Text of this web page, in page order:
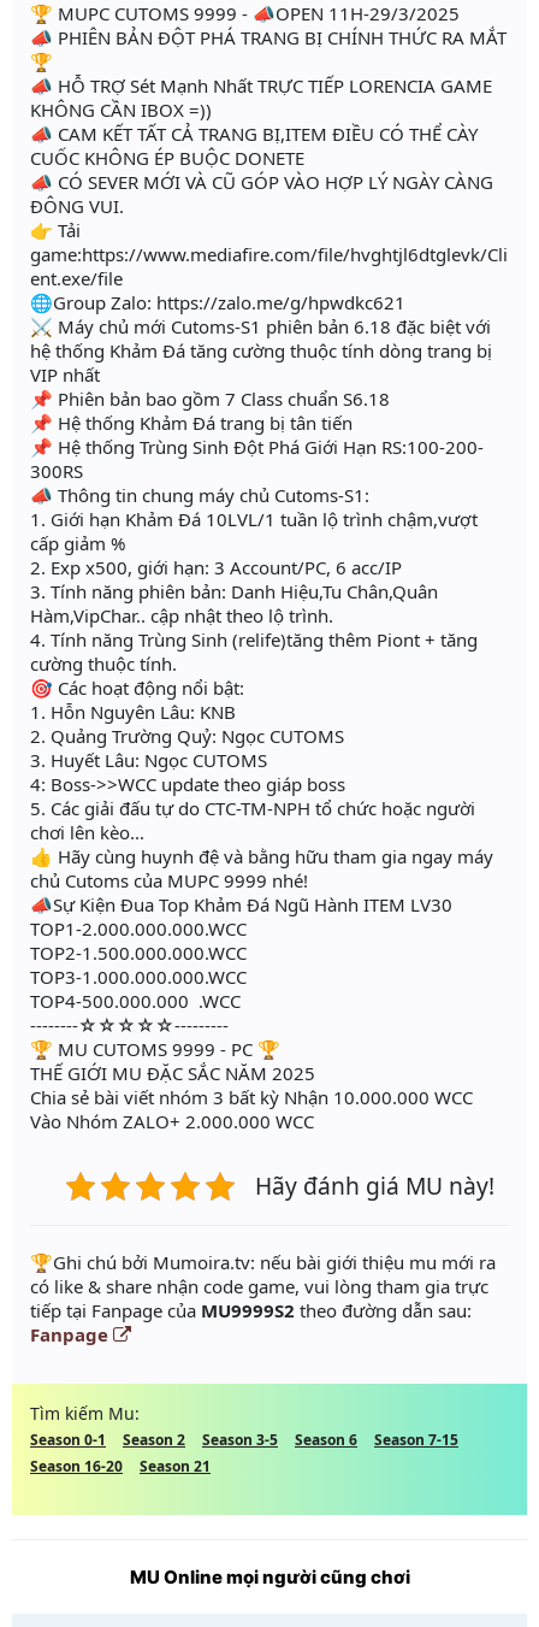
🏆 MUPC CUTOMS 9999 - 📣OPEN 11H-29/3/2025
📣 PHIÊN BẢN ĐỘT PHÁ TRANG BỊ CHÍNH THỨC RA MẮT
🏆
📣 HỖ TRỢ Sét Mạnh Nhất TRỰC TIẾP LORENCIA GAME
KHÔNG CẦN IBOX =))
📣 CAM KẾT TẤT CẢ TRANG BỊ,ITEM ĐIỀU CÓ THỂ CÀY
CUỐC KHÔNG ÉP BUỘC DONETE
📣 CÓ SEVER MỚI VÀ CŨ GÓP VÀO HỢP LÝ NGÀY CÀNG
ĐÔNG VUI.
👉 Tải
game:https://www.mediafire.com/file/hvghtjl6dtglevk/Cli
ent.exe/file
🌐Group Zalo: https://zalo.me/g/hpwdkc621
⚔️ Máy chủ mới Cutoms-S1 phiên bản 6.18 đặc biệt với
hệ thống Khảm Đá tăng cường thuộc tính dòng trang bị
VIP nhất
📌 Phiên bản bao gồm 7 Class chuẩn S6.18
📌 Hệ thống Khảm Đá trang bị tân tiến
📌 Hệ thống Trùng Sinh Đột Phá Giới Hạn RS:100-200-
300RS
📣 Thông tin chung máy chủ Cutoms-S1:
1. Giới hạn Khảm Đá 10LVL/1 tuần lộ trình chậm,vượt
cấp giảm %
2. Exp x500, giới hạn: 3 Account/PC, 6 acc/IP
3. Tính năng phiên bản: Danh Hiệu,Tu Chân,Quân
Hàm,VipChar.. cập nhật theo lộ trình.
4. Tính năng Trùng Sinh (relife)tăng thêm Piont + tăng
cường thuộc tính.
🎯 Các hoạt động nổi bật:
1. Hỗn Nguyên Lâu: KNB
2. Quảng Trường Quỷ: Ngọc CUTOMS
3. Huyết Lâu: Ngọc CUTOMS
4: Boss->>WCC update theo giáp boss
5. Các giải đấu tự do CTC-TM-NPH tổ chức hoặc người
chơi lên kèo...
👍 Hãy cùng huynh đệ và bằng hữu tham gia ngay máy
chủ Cutoms của MUPC 9999 nhé!
📣Sự Kiện Đua Top Khảm Đá Ngũ Hành ITEM LV30
TOP1-2.000.000.000.WCC
TOP2-1.500.000.000.WCC
TOP3-1.000.000.000.WCC
TOP4-500.000.000 .WCC
--------☆☆☆☆☆---------
🏆 MU CUTOMS 9999 - PC 🏆
THẾ GIỚI MU ĐẶC SẮC NĂM 2025
Chia sẻ bài viết nhóm 3 bất kỳ Nhận 10.000.000 WCC
Vào Nhóm ZALO+ 2.000.000 WCC
Hãy đánh giá MU này!
️🏆Ghi chú bởi Mumoira.tv: nếu bài giới thiệu mu mới ra
có like & share nhận code game, vui lòng tham gia trực
tiếp tại Fanpage của MU9999S2 theo đường dẫn sau:
Fanpage
Tìm kiếm Mu:
Season 0-1 Season 2 Season 3-5 Season 6
Season 7-15
Season 16-20
Season 21
MU Online mọi người cũng chơi